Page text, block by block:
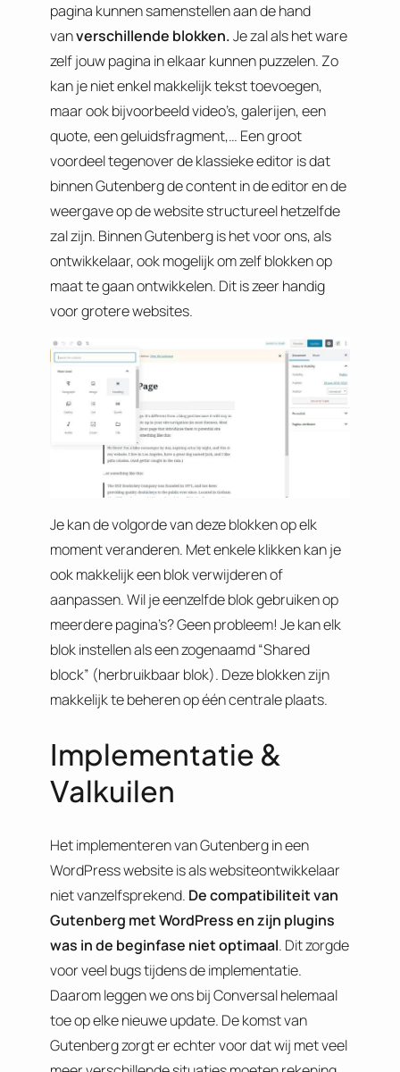
pagina kunnen samenstellen aan de hand
vanverschillende blokken.Je zal als het ware
zelf jouw pagina in elkaar kunnen puzzelen. Zo
kan je niet enkel makkelijk tekst toevoegen,
maar ook bijvoorbeeld video’s, galerijen, een
quote, een geluidsfragment,… Een groot
voordeel tegenover de klassieke editor is dat
binnen Gutenberg de content in de editor en de
weergave op de website structureel hetzelfde
zal zijn. Binnen Gutenberg is het voor ons, als
ontwikkelaar, ook mogelijk om zelf blokken op
maat te gaan ontwikkelen. Dit is zeer handig
voor grotere websites.
Je kan de volgorde van deze blokken op elk
moment veranderen. Met enkele klikken kan je
ook makkelijk een blok verwijderen of
aanpassen. Wil je eenzelfde blok gebruiken op
meerdere pagina’s? Geen probleem! Je kan elk
blok instellen als een zogenaamd “Shared
block” (herbruikbaar blok). Deze blokken zijn
makkelijk te beheren op één centrale plaats.
Implementatie &
Valkuilen
Het implementeren van Gutenberg in een
WordPress website is als websiteontwikkelaar
niet vanzelfsprekend. De compatibiliteit van
Gutenberg met WordPress en zijn plugins
was in de beginfase niet optimaal. Dit zorgde
voor veel bugs tijdens de implementatie.
Daarom leggen we ons bij Conversal helemaal
toe op elke nieuwe update. De komst van
Gutenberg zorgt er echter voor dat wij met veel